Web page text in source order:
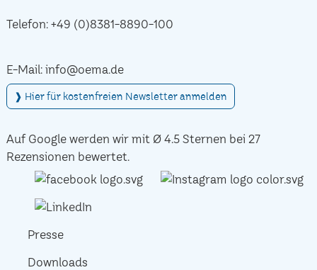
Telefon: +49 (0)8381-8890-100
E-Mail: info@oema.de
❱ Hier für kostenfreien Newsletter anmelden
Auf Google werden wir mit Ø 4.5 Sternen bei 27
Rezensionen bewertet.
Presse
Downloads